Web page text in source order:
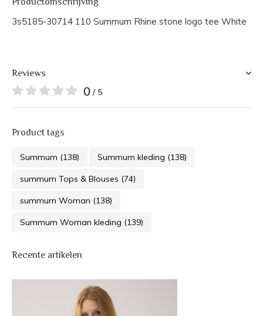
3s5185-30714 110 Summum Rhine stone logo tee White
Reviews
0 / 5
Product tags
Summum (138) Summum kleding (138)
summum Tops & Blouses (74)
summum Woman (138)
Summum Woman kleding (139)
Recente artikelen